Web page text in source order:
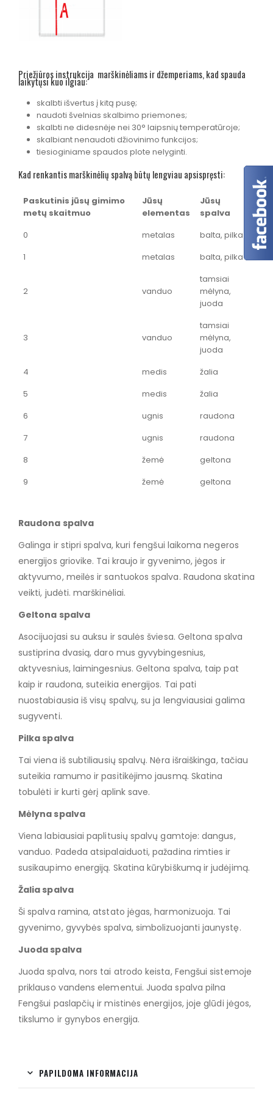
Priežiūros instrukcija marškinėliams ir džemperiams, kad spauda
laikytųsi kuo ilgiau:
skalbti išvertus į kitą pusę;
naudoti švelnias skalbimo priemones;
skalbti ne didesnėje nei 30° laipsnių temperatūroje;
skalbiant nenaudoti džiovinimo funkcijos;
tiesioginiame spaudos plote nelyginti.
Kad renkantis marškinėlių spalvą būtų lengviau apsispręsti:
Paskutinis jūsų gimimo
metų skaitmuo
Jūsų
elementas
Jūsų
spalva
0
metalas
balta, pilka
1
metalas balta, pilka
2 vanduo
tamsiai
mėlyna,
juoda
3 vanduo
tamsiai
mėlyna,
juoda
4
medis
žalia
5
medis
žalia
6
ugnis
raudona
7
ugnis
raudona
8
žemė
geltona
9
žemė geltona
Raudona spalva
Galinga ir stipri spalva, kuri fengšui laikoma negeros
energijos griovike. Tai kraujo ir gyvenimo, jėgos ir
aktyvumo, meilės ir santuokos spalva. Raudona skatina
veikti, judėti. marškinėliai.
Geltona spalva
Asocijuojasi su auksu ir saulės šviesa. Geltona spalva
sustiprina dvasią, daro mus gyvybingesnius,
aktyvesnius, laimingesnius. Geltona spalva, taip pat
kaip ir raudona, suteikia energijos. Tai pati
nuostabiausia iš visų spalvų, su ja lengviausiai galima
sugyventi.
Pilka spalva
Tai viena iš subtiliausių spalvų. Nėra išraiškinga, tačiau
suteikia ramumo ir pasitikėjimo jausmą. Skatina
tobulėti ir kurti gėrį aplink save.
Mėlyna spalva
Viena labiausiai paplitusių spalvų gamtoje: dangus,
vanduo. Padeda atsipalaiduoti, pažadina rimties ir
susikaupimo energiją. Skatina kūrybiškumą ir judėjimą.
Žalia spalva
Ši spalva ramina, atstato jėgas, harmonizuoja. Tai
gyvenimo, gyvybės spalva, simbolizuojanti jaunystę.
Juoda spalva
Juoda spalva, nors tai atrodo keista, Fengšui sistemoje
priklauso vandens elementui. Juoda spalva pilna
Fengšui paslapčių ir mistinės energijos, joje glūdi jėgos,
tikslumo ir gynybos energija.
PAPILDOMA INFORMACIJA